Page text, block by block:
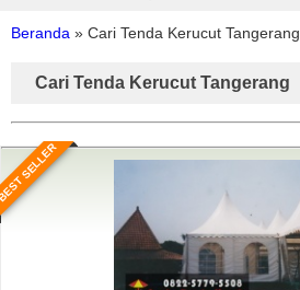
Beranda » Cari Tenda Kerucut Tangerang
Cari Tenda Kerucut Tangerang
SELLER